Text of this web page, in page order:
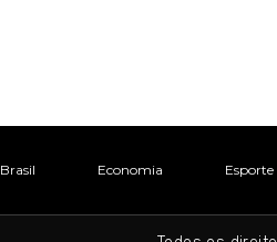
Brasil Economia Esporte